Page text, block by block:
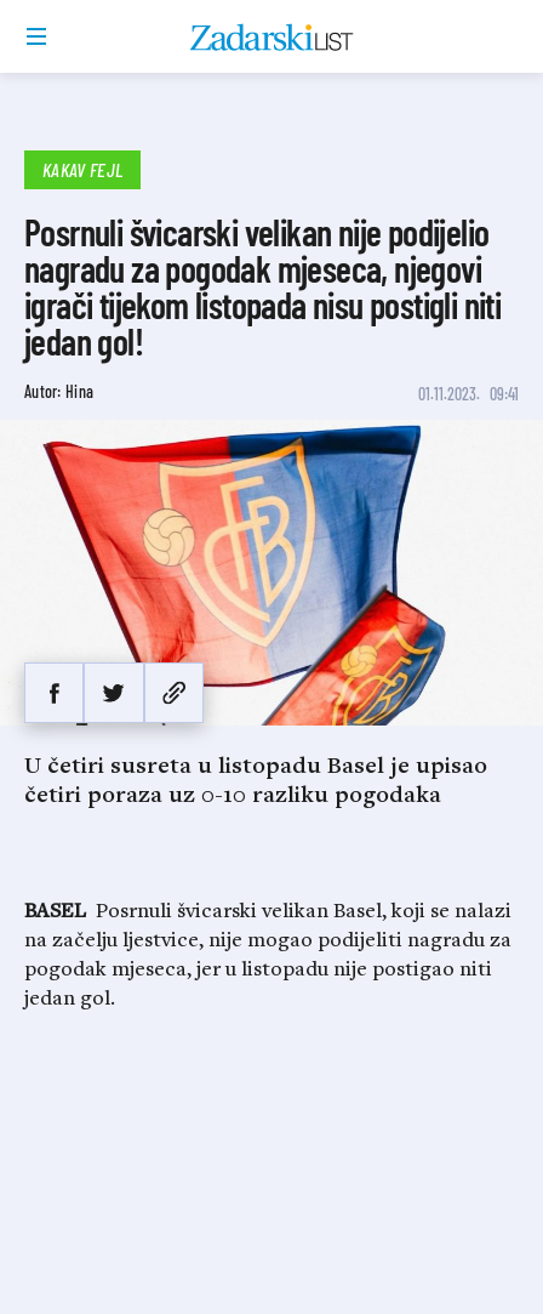
KAKAV FEJL
Posrnuli švicarski velikan nije podijelio
nagradu za pogodak mjeseca, njegovi
igrači tijekom listopada nisu postigli niti
jedan gol!
Autor: Hina 01.11.2023. 09:41
U četiri susreta u listopadu Basel je upisao
četiri poraza uz 0-10 razliku pogodaka
BASEL Posrnuli švicarski velikan Basel, koji se nalazi
na začelju ljestvice, nije mogao podijeliti nagradu za
pogodak mjeseca, jer u listopadu nije postigao niti
jedan gol.